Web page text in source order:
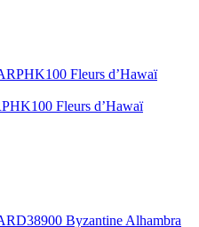
Fleurs d’Hawaï